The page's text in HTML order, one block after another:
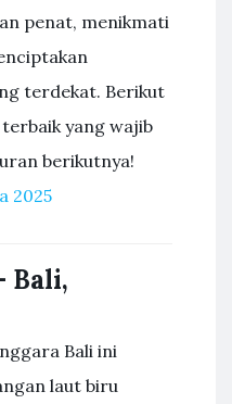
penat, menikmati
terdekat. Berikut
yang wajib
berikutnya!
2025
Bali,
Bali ini
laut biru